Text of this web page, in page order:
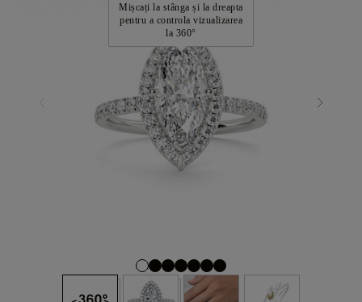
Mișcați la stânga și la dreapta
pentru a controla vizualizarea
la 360°